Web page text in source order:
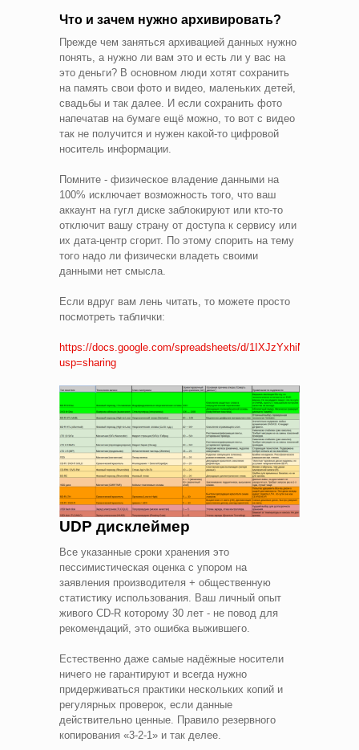
Что и зачем нужно архивировать?
Прежде чем заняться архивацией данных нужно
понять, а нужно ли вам это и есть ли у вас на
это деньги? В основном люди хотят сохранить
на память свои фото и видео, маленьких детей,
свадьбы и так далее. И если сохранить фото
напечатав на бумаге ещё можно, то вот с видео
так не получится и нужен какой-то цифровой
носитель информации.
Помните - физическое владение данными на
100% исключает возможность того, что ваш
аккаунт на гугл диске заблокируют или кто-то
отключит вашу страну от доступа к сервису или
их дата-центр сгорит. По этому спорить на тему
того надо ли физически владеть своими
данными нет смысла.
Если вдруг вам лень читать, то можете просто
посмотреть таблички:
https://docs.google.com/spreadsheets/d/
usp=sharing
UDP дисклеймер
Все указанные сроки хранения это
пессимистическая оценка с упором на
заявления производителя + общественную
статистику использования. Ваш личный опыт
живого CD-R которому 30 лет - не повод для
рекомендаций, это ошибка выжившего.
Естественно даже самые надёжные носители
ничего не гарантируют и всегда нужно
придерживаться практики нескольких копий и
регулярных проверок, если данные
действительно ценные. Правило резервного
копирования «3-2-1» и так делее.